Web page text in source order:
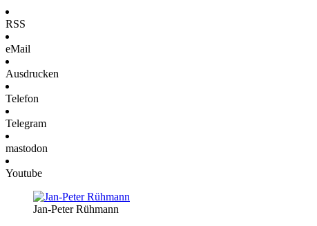
RSS
eMail
Ausdrucken
Telefon
Telegram
mastodon
Youtube
Jan-Peter Rühmann